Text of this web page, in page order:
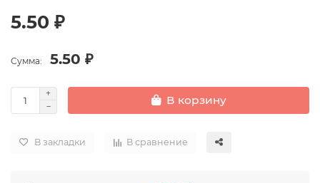
5.50 ₽
Сумма: 5.50 ₽
В корзину
В закладки В сравнение